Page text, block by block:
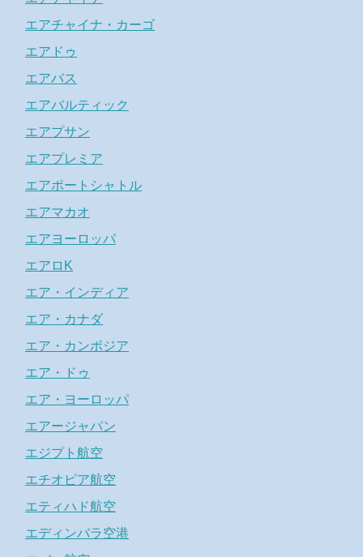
エアチャイナ・カーゴ
エアドゥ
エアバス
エアバルティック
エアプサン
エアプレミア
エアポートシャトル
エアマカオ
エアヨーロッパ
エアロK
エア・インディア
エア・カナダ
エア・カンボジア
エア・ドゥ
エア・ヨーロッパ
エアージャパン
エジプト航空
エチオピア航空
エティハド航空
エディンバラ空港